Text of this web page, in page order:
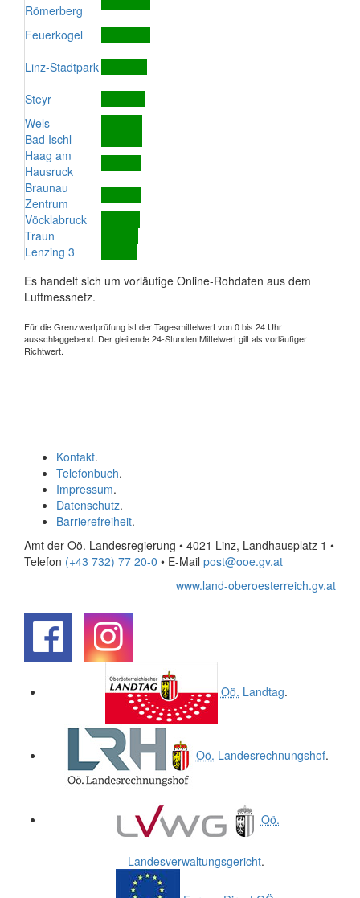
Römerberg
Feuerkogel
Linz-Stadtpark
Steyr
Wels
Bad Ischl
Haag am
Hausruck
Braunau
Zentrum
Vöcklabruck
Traun
Lenzing 3
Es handelt sich um vorläufige Online-Rohdaten aus dem
Luftmessnetz.
Für die Grenzwertprüfung ist der Tagesmittelwert von 0 bis 24 Uhr
ausschlaggebend. Der gleitende 24-Stunden Mittelwert gilt als vorläufiger
Richtwert.
Kontakt.
Telefonbuch.
Impressum.
Datenschutz.
Barrierefreiheit.
Amt der Oö. Landesregierung • 4021 Linz, Landhausplatz 1 •
Telefon (+43 732) 77 20-0 • E-Mail post@ooe.gv.at
www.land-oberoesterreich.gv.at
Oö. Landtag.
Oö. Landesrechnungshof.
Oö.
Landesverwaltungsgericht.